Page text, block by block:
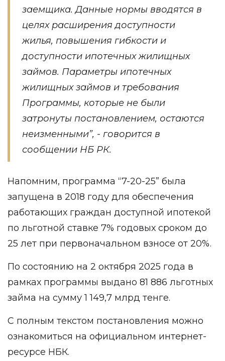
заемщика. Данные нормы вводятся в
целях расширения доступности
жилья, повышения гибкости и
доступности ипотечных жилищных
займов. Параметры ипотечных
жилищных займов и требования
Программы, которые не были
затронуты постановлением, остаются
неизменными”, - говорится в
сообщении НБ РК.
Напомним, программа “7-20-25” была
запущена в 2018 году для обеспечения
работающих граждан доступной ипотекой
по льготной ставке 7% годовых сроком до
25 лет при первоначальном взносе от 20%.
По состоянию на 2 октября 2025 года в
рамках программы выдано 81 886 льготных
займа на сумму 1 149,7 млрд тенге.
С полным текстом постановления можно
ознакомиться на официальном интернет-
ресурсе НБК.